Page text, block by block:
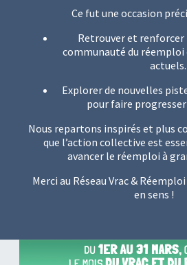
Ce fut une occasion
Retrouver et renforcer
communauté du
actuels.
Explorer de nouvelles
pour faire
Nous repartons inspirés et plus
que l’action collective est
avancer le réemploi à
Merci au Réseau Vrac &
en sens !